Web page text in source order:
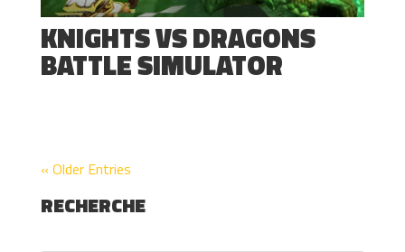
KNIGHTS VS DRAGONS
BATTLE SIMULATOR
« Older Entries
RECHERCHE